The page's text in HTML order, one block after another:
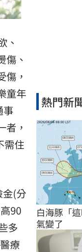
、
傷、
，
童年
事
，
需住
(分
90
多
療
熱門新
白海豚「
氣變了